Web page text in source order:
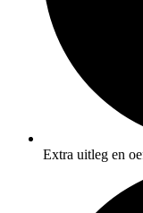
Extra uitleg en